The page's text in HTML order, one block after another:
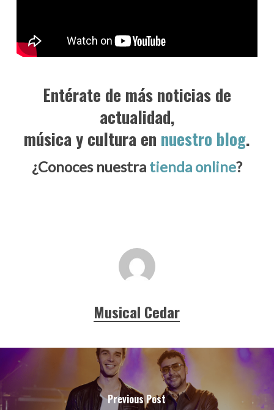
Entérate de más noticias de
actualidad,
música y cultura en nuestro blog.
¿Conoces nuestra tienda online?
Musical Cedar
Previous Post